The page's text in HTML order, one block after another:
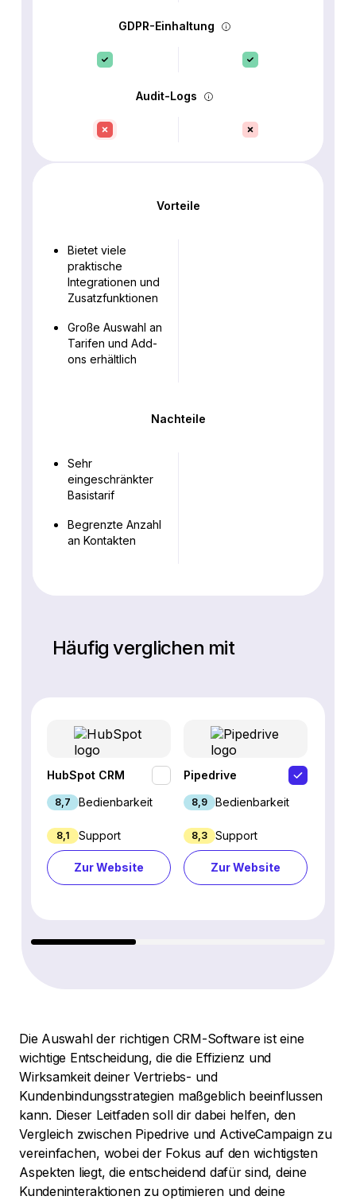
GDPR-Einhaltung
Audit-Logs
Vorteile
Bietet viele
praktische
Integrationen und
Zusatzfunktionen
Große Auswahl an
Tarifen und Add-
ons erhältlich
Nachteile
Sehr
eingeschränkter
Basistarif
Begrenzte Anzahl
an Kontakten
Häufig verglichen mit
HubSpot CRM
8,7 Bedienbarkeit
8,1 Support
Zur Website
Pipedrive
8,9 Bedienbarkeit
8,3 Support
Zur Website
Die Auswahl der richtigen CRM-Software ist eine
wichtige Entscheidung, die die Effizienz und
Wirksamkeit deiner Vertriebs- und
Kundenbindungsstrategien maßgeblich beeinflussen
kann. Dieser Leitfaden soll dir dabei helfen, den
Vergleich zwischen Pipedrive und ActiveCampaign zu
vereinfachen, wobei der Fokus auf den wichtigsten
Aspekten liegt, die entscheidend dafür sind, deine
Kundeninteraktionen zu optimieren und deine